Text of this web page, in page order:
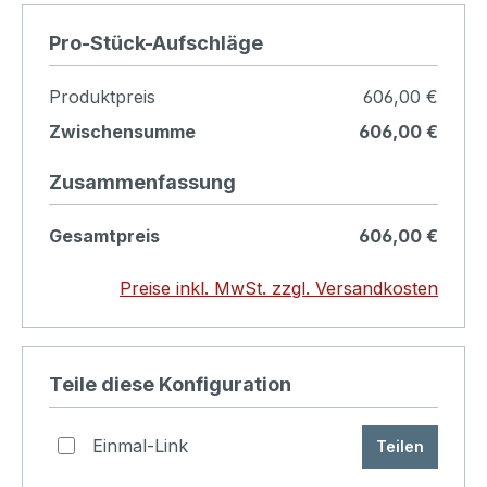
Pro-Stück-Aufschläge
Produktpreis
606,00 €
Zwischensumme
606,00 €
Zusammenfassung
Gesamtpreis 606,00 €
Preise inkl. MwSt. zzgl. Versandkosten
Teile diese Konfiguration
Einmal-Link Teilen